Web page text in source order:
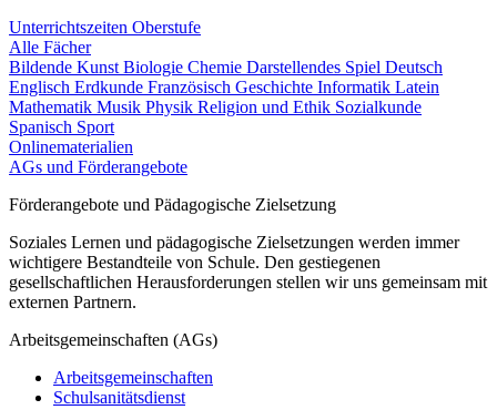
Unterrichtszeiten Oberstufe
Alle Fächer
Bildende Kunst Biologie Chemie Darstellendes Spiel Deutsch
Englisch Erdkunde Französisch Geschichte Informatik Latein
Mathematik Musik Physik Religion und Ethik Sozialkunde
Spanisch Sport
Onlinematerialien
AGs und Förderangebote
Förderangebote und Pädagogische Zielsetzung
Soziales Lernen und pädagogische Zielsetzungen werden immer
wichtigere Bestandteile von Schule. Den gestiegenen
gesellschaftlichen Herausforderungen stellen wir uns gemeinsam mit
externen Partnern.
Arbeitsgemeinschaften (AGs)
Arbeitsgemeinschaften
Schulsanitätsdienst